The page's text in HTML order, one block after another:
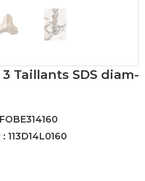
Taillants SDS diam-
113D14L0160